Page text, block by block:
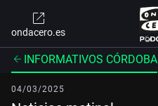
ondacero.es
INFORMATIVOS CÓRDOBA
04/03/2025